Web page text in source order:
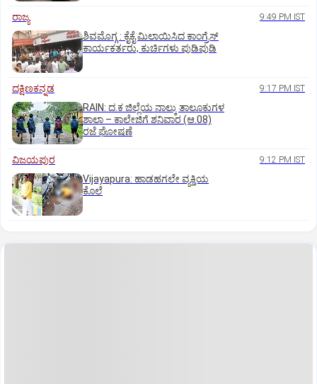
ರಾಜ್ಯ 9:49 PM IST
ಶಿವಮೊಗ್ಗ : ಕೈಕೈ ಮಿಲಾಯಿಸಿದ ಕಾಂಗ್ರೆಸ್
ಕಾರ್ಯಕರ್ತರು, ಕುರ್ಚಿಗಳು ಪುಡಿಪುಡಿ
ದಕ್ಷಿಣಕನ್ನಡ 9:17 PM IST
RAIN: ದ.ಕ ಜಿಲ್ಲೆಯ ನಾಲ್ಕು ತಾಲೂಕುಗಳ
ಶಾಲಾ – ಕಾಲೇಜಿಗೆ ಶನಿವಾರ (ಆ.08)
ರಜೆ ಘೋಷಣೆ
ವಿಜಯಪುರ 9:12 PM IST
Vijayapura: ಹಾಡಹಗಲೇ ವ್ಯಕ್ತಿಯ
ಕೊಲೆ